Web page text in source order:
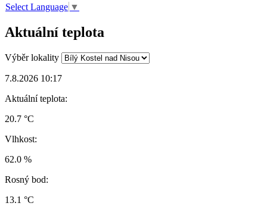
Select Language ▼
Aktuální teplota
Výběr lokality
7.8.2026 10:17
Aktuální teplota:
20.7 °C
Vlhkost:
62.0 %
Rosný bod:
13.1 °C